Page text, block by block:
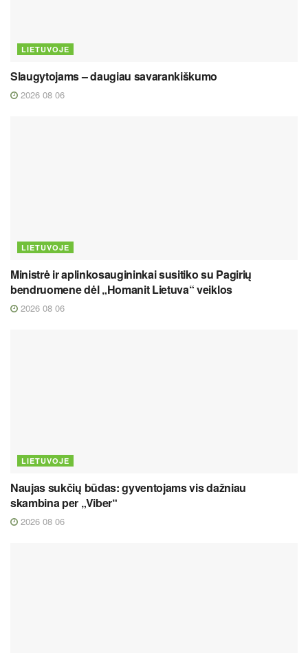
LIETUVOJE
Slaugytojams – daugiau savarankiškumo
2026 08 06
LIETUVOJE
Ministrė ir aplinkosaugininkai susitiko su Pagirių
bendruomene dėl „Homanit Lietuva“ veiklos
2026 08 06
LIETUVOJE
Naujas sukčių būdas: gyventojams vis dažniau
skambina per „Viber“
2026 08 06